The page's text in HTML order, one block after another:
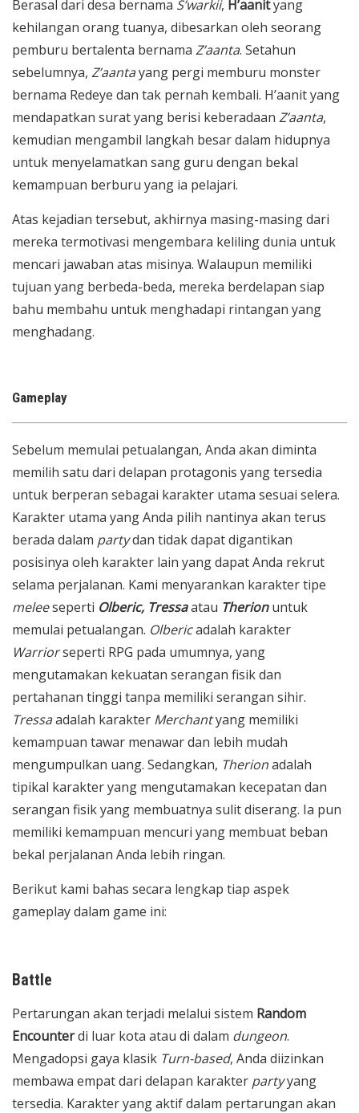
Berasal dari desa bernama S’warkii, H’aanityang
kehilangan orang tuanya, dibesarkan oleh seorang
pemburu bertalenta bernama Z’aanta. Setahun
sebelumnya, Z’aantayang pergi memburu monster
bernama Redeye dan tak pernah kembali. H’aanit yang
mendapatkan surat yang berisi keberadaan Z’aanta,
kemudian mengambil langkah besar dalam hidupnya
untuk menyelamatkan sang guru dengan bekal
kemampuan berburu yang ia pelajari.
Atas kejadian tersebut, akhirnya masing-masing dari
mereka termotivasi mengembara keliling dunia untuk
mencari jawaban atas misinya. Walaupun memiliki
tujuan yang berbeda-beda, mereka berdelapan siap
bahu membahu untuk menghadapi rintangan yang
menghadang.
Gameplay
Sebelum memulai petualangan, Anda akan diminta
memilih satu dari delapan protagonis yang tersedia
untuk berperan sebagai karakter utama sesuai selera.
Karakter utama yang Anda pilih nantinya akan terus
berada dalam partydan tidak dapat digantikan
posisinya oleh karakter lain yang dapat Anda rekrut
selama perjalanan. Kami menyarankan karakter tipe
meleeseperti Olberic, Tressaatau Therion untuk
memulai petualangan. Olbericadalah karakter
Warriorseperti RPG pada umumnya, yang
mengutamakan kekuatan serangan fisik dan
pertahanan tinggi tanpa memiliki serangan sihir.
Tressaadalah karakter Merchantyang memiliki
kemampuan tawar menawar dan lebih mudah
mengumpulkan uang. Sedangkan, Therionadalah
tipikal karakter yang mengutamakan kecepatan dan
serangan fisik yang membuatnya sulit diserang. Ia pun
memiliki kemampuan mencuri yang membuat beban
bekal perjalanan Anda lebih ringan.
Berikut kami bahas secara lengkap tiap aspek
gameplay dalam game ini:
Battle
Pertarungan akan terjadi melalui sistem Random
Encounterdi luar kota atau di dalam dungeon.
Mengadopsi gaya klasik Turn-based, Anda diizinkan
membawa empat dari delapan karakter partyyang
tersedia. Karakter yang aktif dalam pertarungan akan